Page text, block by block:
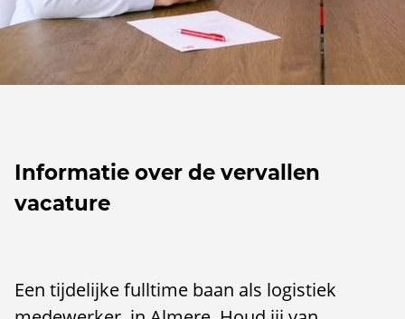
Informatie over de vervallen
vacature
Een tijdelijke fulltime baan als logistiek